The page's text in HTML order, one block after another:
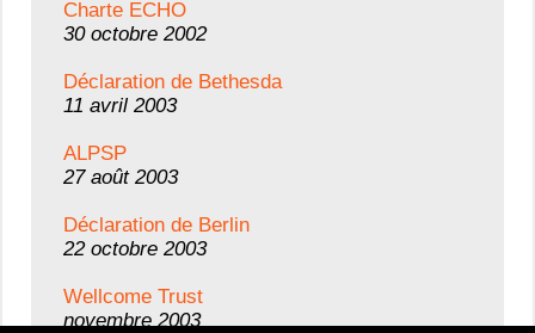
Charte ECHO
30 octobre 2002
Déclaration de Bethesda
11 avril 2003
ALPSP
27 août 2003
Déclaration de Berlin
22 octobre 2003
Wellcome Trust
novembre 2003